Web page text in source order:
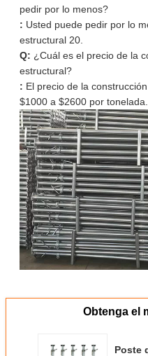
pedir por lo menos?
: Usted puede pedir por lo
estructural 20.
Q: ¿Cuál es el precio de la
estructural?
: El precio de la
$1000 a $2600 por tonelada.
Obtenga el
Poste